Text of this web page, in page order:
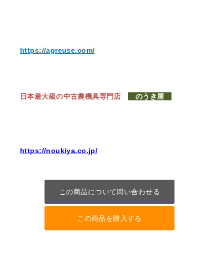
https://agreuse.com/
日本最大級の中古農機具専門店 のうき屋
https://noukiya.co.jp/
この商品について問い合わせる
この商品を購入する